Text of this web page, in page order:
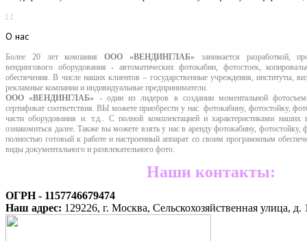
‹ ›
О нас
Более 20 лет компанияООО «ВЕНДИНГЛАБ» занимается разработкой,
вендингового оборудования - автоматических фотокабин, фотостоек,
обеспечения. В числе наших клиентов – государственные учреждения,
рекламные компании и индивидуальные предприниматели.
ООО «ВЕНДИНГЛАБ» - один из лидеров в создании моментальной
сертификат соответствия. ВЫ можете приобрести у нас фотокабину, фотостойку,
части оборудования и. т.д.. С полной комплектацией и характеристиками наших
ознакомиться далее. Также вы можете взять у нас в аренду фотокабину, фотостойку,
полностью готовый к работе и настроенный аппарат со своим программным
виды документального и развлекательного фото.
Наши контакты:
ОГРН - 1157746679474
Наш адрес: 129226, г. Москва, Сельскохозяйственная улица,